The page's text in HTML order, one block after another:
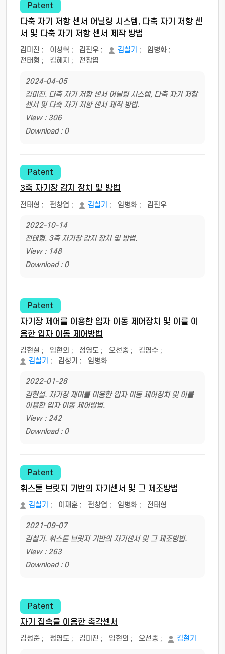
Patent
다축 자기 저항 센서 어닐링 시스템, 다축 자기 저항 센
서 및 다축 자기 저항 센서 제작 방법
김미진 ; 이성혁 ; 김진우 ; 김철기 ; 임병화 ;
전태형 ; 김혜지 ; 전창엽
2024-04-05
김미진. 다축 자기 저항 센서 어닐링 시스템, 다축 자기 저항
센서 및 다축 자기 저항 센서 제작 방법.
View : 306
Download : 0
Patent
3축 자기장 감지 장치 및 방법
전태형 ; 전창엽 ; 김철기 ; 임병화 ; 김진우
2022-10-14
전태형. 3축 자기장 감지 장치 및 방법.
View : 148
Download : 0
Patent
자기장 제어를 이용한 입자 이동 제어장치 및 이를 이
용한 입자 이동 제어방법
김현설 ; 임현의 ; 정영도 ; 오선종 ; 김영수 ;
김철기 ; 김성기 ; 임병화
2022-01-28
김현설. 자기장 제어를 이용한 입자 이동 제어장치 및 이를
이용한 입자 이동 제어방법.
View : 242
Download : 0
Patent
휘스톤 브릿지 기반의 자기센서 및 그 제조방법
김철기 ; 이재훈 ; 전창엽 ; 임병화 ; 전태형
2021-09-07
김철기. 휘스톤 브릿지 기반의 자기센서 및 그 제조방법.
View : 263
Download : 0
Patent
자기 집속을 이용한 촉각센서
김성준 ; 정영도 ; 김미진 ; 임현의 ; 오선종 ; 김철기